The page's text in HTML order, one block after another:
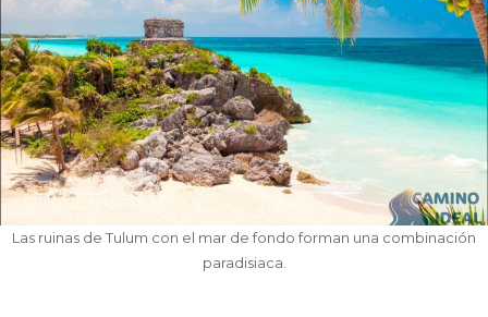
Las ruinas de Tulum con el mar de fondo forman una combinación
paradisiaca.